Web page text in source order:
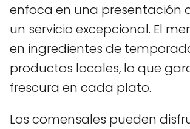
enfoca en una presentación
un servicio excepcional. El
en ingredientes de
productos locales, lo que
frescura en cada plato.
Los comensales pueden